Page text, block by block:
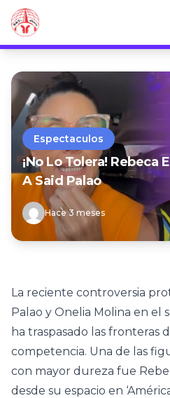
Espectaculos
¡No Lo Tolera! Rebeca
A Said Palao
Hace 3 meses
La reciente controversia
Palao y Onelia Molina en el
ha traspasado las fronteras
competencia. Una de las
con mayor dureza fue
desde su espacio en